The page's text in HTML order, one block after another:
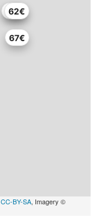
86€
62€
67€
CC-BY-SA, Imagery ©